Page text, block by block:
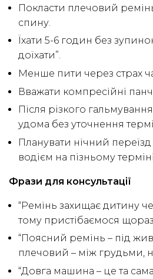
Покласти плечовий
спину.
Їхати 5-6 годин без
доїхати”.
Менше пити через страх
Вважати компресійні
Після різкого
удома без уточнення
Планувати нічний
водієм на пізньому терміні.
Фрази для консультації
“Ремінь захищає дитину
тому пристібаємося
“Поясний ремінь – під
плечовий – між грудьми,
“Довга машина – це та